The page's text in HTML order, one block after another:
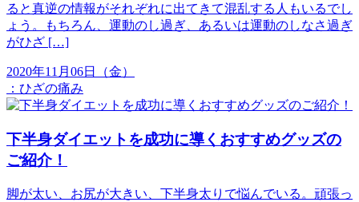
ると真逆の情報がそれぞれに出てきて混乱する人もいるでし
ょう。もちろん、運動のし過ぎ、あるいは運動のしなさ過ぎ
がひざ […]
2020年11月06日（金）
： ひざの痛み
下半身ダイエットを成功に導くおすすめグッズの
ご紹介！
脚が太い、お尻が大きい、下半身太りで悩んでいる。頑張っ